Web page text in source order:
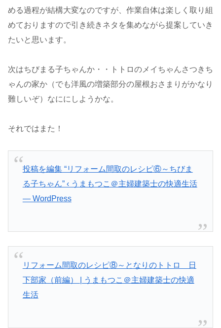
める過程が結構大変なのですが、作業自体は楽しく取り組
めておりますので引き続きネタを集めながら提案していき
たいと思います。
次はちびまる子ちゃんか・・トトロのメイちゃんさつきち
ゃんの家か（でも洋風の増築部分の屋根おさまりがかなり
難しいぞ）なににしようかな。
それではまた！
投稿を編集 “リフォーム間取のレシピ⑥～ちびま
る子ちゃん” ‹ うまもつこ＠主婦建築士の快適生活
— WordPress
リフォーム間取のレシピ⑧～となりのトトロ 日
下部家（前編） | うまもつこ＠主婦建築士の快適
生活